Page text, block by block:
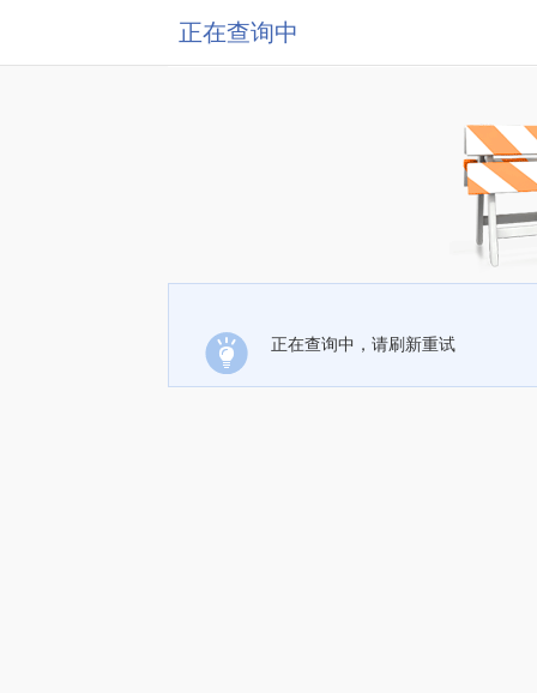
正在查询中
正在查询中，请刷新重试